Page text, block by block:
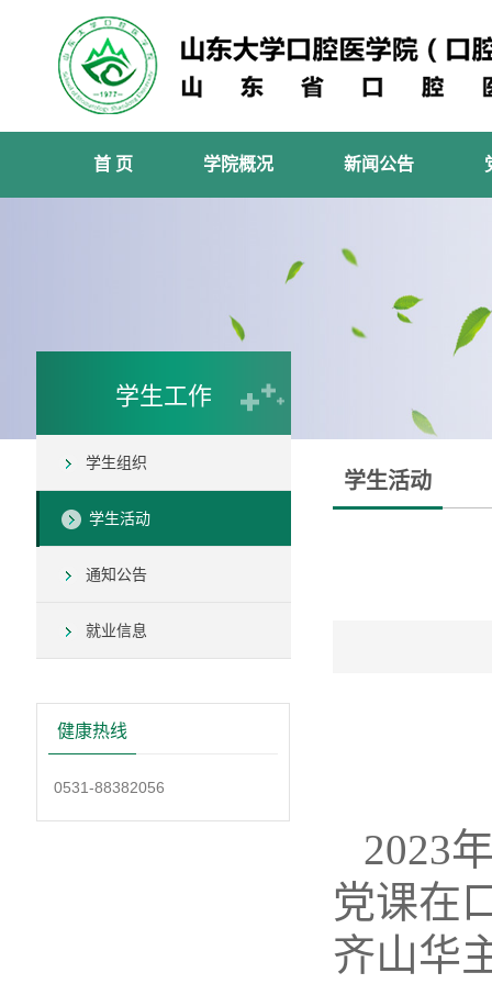
首 页 学院概况 新闻公告
学生工作
学生组织
学生活动
通知公告
就业信息
健康热线
0531-88382056
学生活动
2023
党课在
齐山华